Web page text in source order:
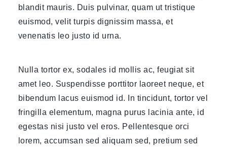
blandit mauris. Duis pulvinar, quam ut tristique
euismod, velit turpis dignissim massa, et
venenatis leo justo id urna.
Nulla tortor ex, sodales id mollis ac, feugiat sit
amet leo. Suspendisse porttitor laoreet neque, et
bibendum lacus euismod id. In tincidunt, tortor vel
fringilla elementum, magna purus lacinia ante, id
egestas nisi justo vel eros. Pellentesque orci
lorem, accumsan sed aliquam sed, pretium sed